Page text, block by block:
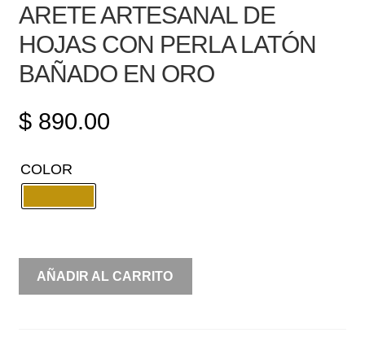
ARETE ARTESANAL DE
HOJAS CON PERLA LATÓN
BAÑADO EN ORO
$890.00
COLOR
ARETE
ARTESANAL
AÑADIR AL CARRITO